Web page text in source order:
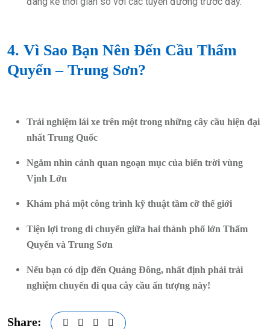
4. Vì Sao Bạn Nên Đến Cầu Thẩm
Quyến – Trung Sơn?
Trải nghiệm lái xe trên một trong những cây cầu hiện đại
nhất Trung Quốc
Ngắm nhìn cảnh quan ngoạn mục của biển trời vùng
Vịnh Lớn
Khám phá một công trình kỹ thuật tầm cỡ thế giới
Tiện lợi trong di chuyển giữa hai thành phố lớn Thẩm
Quyến và Trung Sơn
Nếu bạn có dịp đến Quảng Đông, nhất định phải trải
nghiệm chuyến đi qua cây cầu ấn tượng này!
Share: